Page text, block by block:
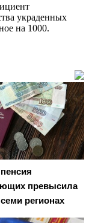
украденных
на 1000.
превысила
регионах